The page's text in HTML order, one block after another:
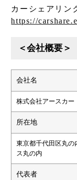
カーシェアリン
https://
＜会社概要＞
会社名
株式会社アースカー
所在地
東京都千代田区丸
ス丸の内
代表者